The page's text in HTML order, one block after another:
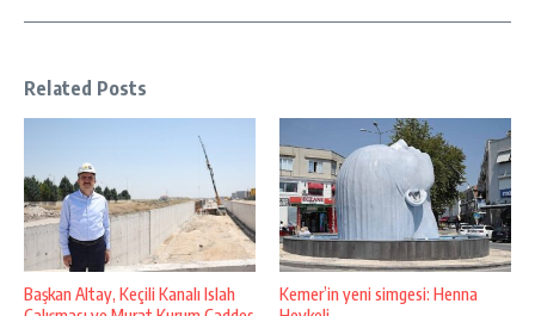
Related Posts
Başkan Altay, Keçili Kanalı Islah
Kemer’in yeni simgesi: Henna